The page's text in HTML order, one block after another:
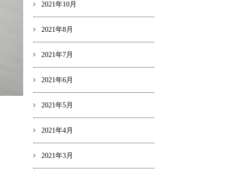
2021年10月
2021年8月
2021年7月
2021年6月
2021年5月
2021年4月
2021年3月